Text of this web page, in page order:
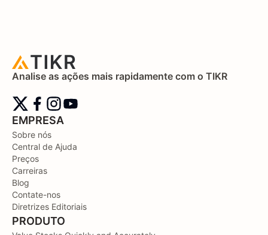
Analise as ações mais rapidamente com o TIKR
EMPRESA
Sobre nós
Central de Ajuda
Preços
Carreiras
Blog
Contate-nos
Diretrizes Editoriais
PRODUTO